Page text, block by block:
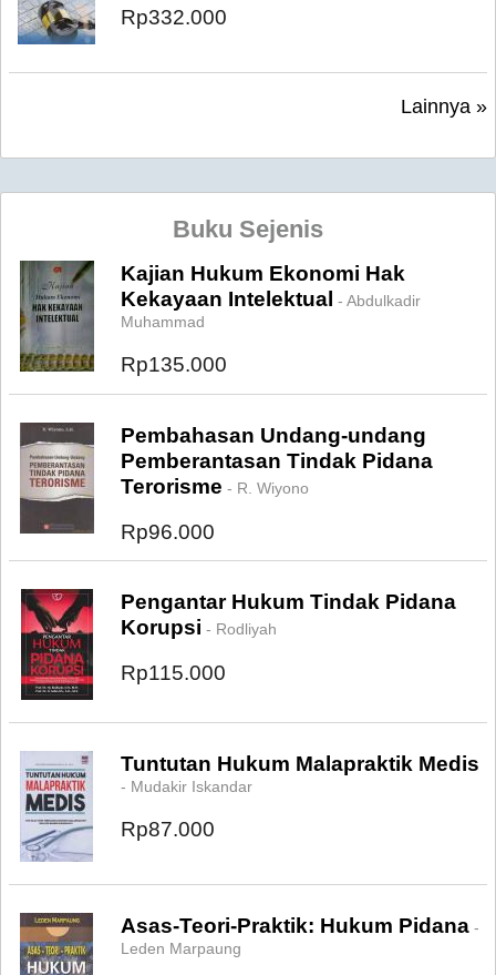
Rp332.000
Lainnya »
Buku Sejenis
Kajian Hukum Ekonomi Hak
Kekayaan Intelektual - Abdulkadir
Muhammad
Rp135.000
Pembahasan Undang-undang
Pemberantasan Tindak Pidana
Terorisme - R. Wiyono
Rp96.000
Pengantar Hukum Tindak Pidana
Korupsi - Rodliyah
Rp115.000
Tuntutan Hukum Malapraktik Medis
- Mudakir Iskandar
Rp87.000
Asas-Teori-Praktik: Hukum Pidana -
Leden Marpaung